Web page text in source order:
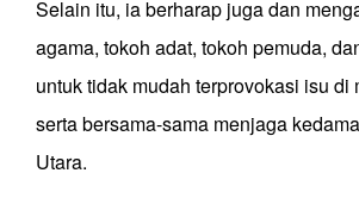
Selain itu, ia berharap juga dan
agama, tokoh adat, tokoh pemuda,
untuk tidak mudah terprovokasi isu di
serta bersama-sama menjaga
Utara.